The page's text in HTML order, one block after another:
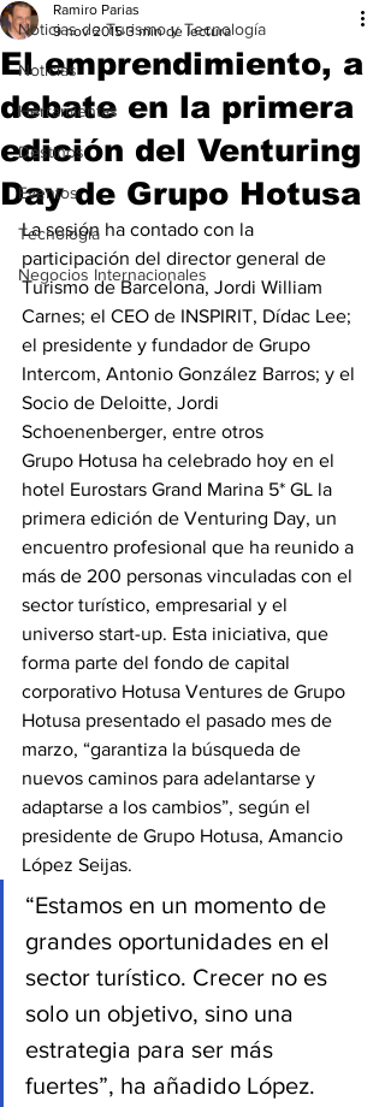
Noticias de Turismo y Tecnología
Noticias
Herramientas
Destinos
Eventos
Tecnología
Negocios Internacionales
El emprendimiento, a
debate en la primera
edición del Venturing
Day de Grupo Hotusa
Ramiro Parias
9 nov 2015 3 min de lectura
La sesión ha contado con la
participación del director general de
Turismo de Barcelona, Jordi William
Carnes; el CEO de INSPIRIT, Dídac Lee;
el presidente y fundador de Grupo
Intercom, Antonio González Barros; y el
Socio de Deloitte, Jordi
Schoenenberger, entre otros
Grupo Hotusa ha celebrado hoy en el
hotel Eurostars Grand Marina 5* GL la
primera edición de Venturing Day, un
encuentro profesional que ha reunido a
más de 200 personas vinculadas con el
sector turístico, empresarial y el
universo start-up. Esta iniciativa, que
forma parte del fondo de capital
corporativo Hotusa Ventures de Grupo
Hotusa presentado el pasado mes de
marzo, “garantiza la búsqueda de
nuevos caminos para adelantarse y
adaptarse a los cambios”, según el
presidente de Grupo Hotusa, Amancio
López Seijas.
“Estamos en un momento de
grandes oportunidades en el
sector turístico. Crecer no es
solo un objetivo, sino una
estrategia para ser más
fuertes”, ha añadido López.